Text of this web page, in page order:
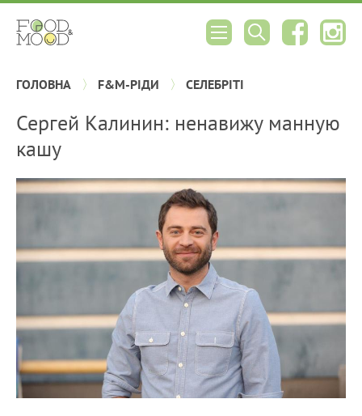
ГОЛОВНА F&M-РІДИ СЕЛЕБРІТІ
Сергей Калинин: ненавижу манную
кашу